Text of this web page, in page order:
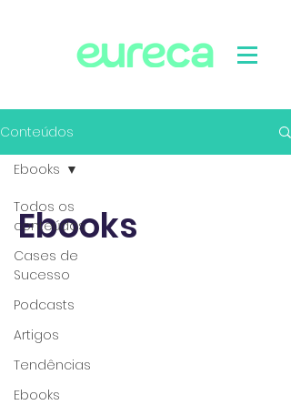
Conteúdos
Todos os
conteúdos
Cases de
Sucesso
Podcasts
Artigos
Tendências
Ebooks
Ebooks
Ebooks